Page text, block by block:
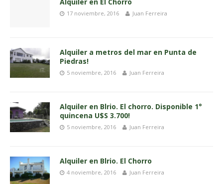
17 noviembre, 2016 Juan Ferreira
Alquiler a metros del mar en Punta de
Piedras!
5 noviembre, 2016 Juan Ferreira
Alquiler en Blrio. El chorro. Disponible 1°
quincena U$S 3.700!
5 noviembre, 2016 Juan Ferreira
Alquiler en Blrio. El Chorro
4 noviembre, 2016 Juan Ferreira